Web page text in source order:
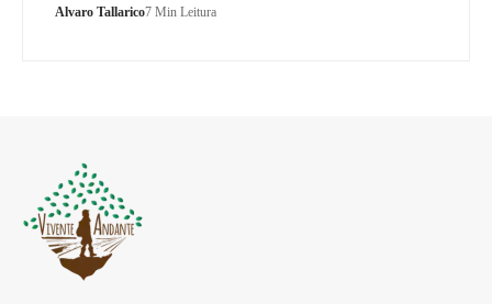
Alvaro Tallarico7 Min Leitura